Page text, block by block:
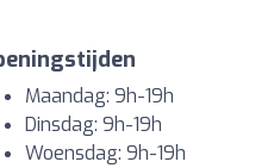
Maandag: 9h-19h
Dinsdag: 9h-19h
Woensdag: 9h-19h